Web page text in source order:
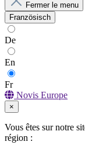
Fermer le menu
Französisch
De
En
Fr
Novis Europe
×
Vous êtes sur notre
région :